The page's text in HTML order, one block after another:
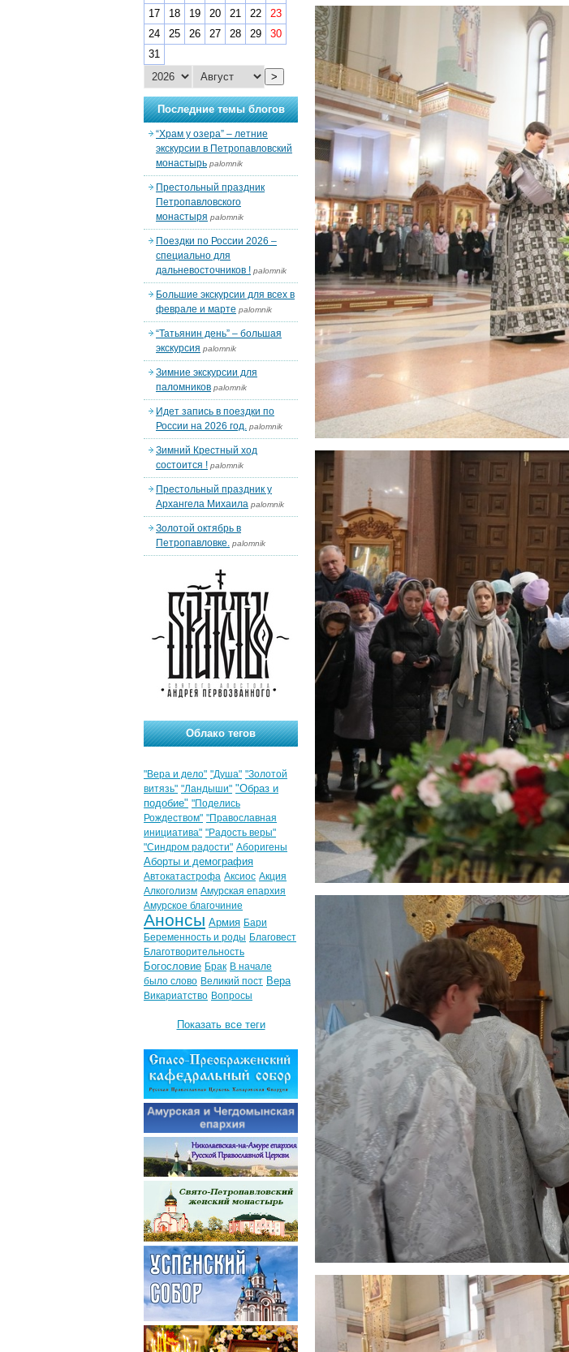
17
18 19 20 21 22
23
24
25 26 27 28 29
30
31
>
Последние темы блогов
“Храм у озера” – летние
экскурсии в Петропавловский
монастырь palomnik
Престольный праздник
Петропавловского
монастыря palomnik
Поездки по России 2026 –
специально для
дальневосточников ! palomnik
Большие экскурсии для всех в
феврале и марте palomnik
“Татьянин день” – большая
экскурсия palomnik
Зимние экскурсии для
паломников palomnik
Идет запись в поездки по
России на 2026 год. palomnik
Зимний Крестный ход
состоится ! palomnik
Престольный праздник у
Архангела Михаила palomnik
Золотой октябрь в
Петропавловке. palomnik
Облако тегов
"Вера и дело" "Душа" "Золотой
витязь" "Ландыши" "Образ и
подобие" "Поделись
Рождеством" "Православная
инициатива" "Радость веры"
"Синдром радости" Аборигены
Аборты и демография
Автокатастрофа Аксиос Акция
Алкоголизм Амурская епархия
Амурское благочиние
Анонсы Армия Бари
Беременность и роды Благовест
Благотворительность
Богословие Брак В начале
было слово Великий пост Вера
Викариатство Вопросы
Показать все теги